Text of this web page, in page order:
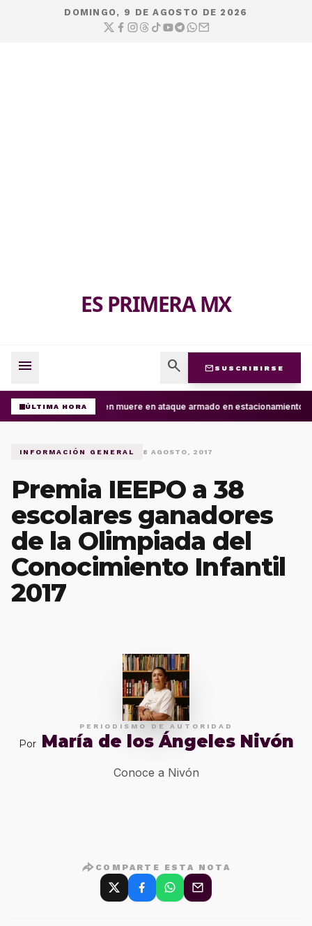
DOMINGO, 9 DE AGOSTO DE 2026
ES PRIMERA MX
menu search mail SUSCRIBIRSE
ÚLTIMA HORAJoven muere en ataque armado en estacionamiento
INFORMACIÓN GENERAL 8 AGOSTO, 2017
Premia IEEPO a 38
escolares ganadores
de la Olimpiada del
Conocimiento Infantil
2017
PERIODISMO DE AUTORIDAD
Por María de los Ángeles Nivón
Conoce a Nivón
COMPARTE ESTA NOTA